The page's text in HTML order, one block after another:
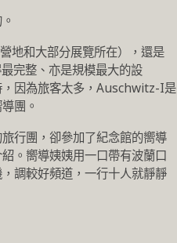
地和大部分展覽所在），還是
完整、亦是規模最大的設
因為旅客太多，Auschwitz-I是
團。
行團，卻參加了紀念館的嚮導
。嚮導姨姨用一口帶有波蘭口
調較好頻道，一行十人就靜靜